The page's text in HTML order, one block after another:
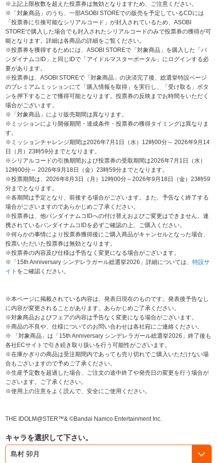
※上記上限枚数を超えた投票券は無効となりますため、ご注意ください。
※「対象商品」のうち、一部ASOBI STOREでの販売を予定しているCDには
「投票券に引換可能なシリアルコード」が封入されているため、ASOBI
STOREで購入した場合でも封入されたシリアルコードのみで投票券の獲得が可
能となります。詳細は各商品の詳細をご覧ください。
※投票券を獲得するためには、ASOBI STOREで「対象商品」を購入した「バ
ンダイナムコID」と同じIDで「アイドルマスターポータル」にログインする必
要があります。
※投票券は、ASOBI STOREで「対象商品」の決済完了後、総選挙特設ページ
のプレミアムミッションにて「購入情報を取得」を実行し、「受け取る」ボタ
ンを押下することで獲得可能となります。投票券の反映までお時間をいただく
場合がございます。
※「対象商品」により販売期間は異なります。
※ミッションにより開催期間・達成条件・投票券の獲得タイミングは異なりま
す。
※ミッションチャレンジ期間は2026年7月1日（水）12時00分～ 2026年9月14
日（月）23時59分までとなります。
※シリアルコードの引換期間および投票券の受取期間は2026年7月1日（水）
12時00分～ 2026年9月18日（金）23時59分までとなります。
※投票期間は、2026年8月3日（月）12時00分～2026年9月18日（金）23時59
分までとなります。
※各期間は予定となり、前後する場合がございます。また、予告なく終了する
場合がございますのであらかじめご了承ください。
※投票券は、他バンダイナムコIDへの付け替えおよびご変更はできません。連
携されているバンダイナムコIDを必ずご確認の上、ご購入ください。
※何らかの事情により投票券獲得後にご購入商品がキャンセルとなった場合、
投票いただいた投票券は無効となります。
※投票券の内容及び仕様は予告なく変更になる場合がございます。
※「15th Anniversary シンデレラガール総選挙2026」詳細については、特設サ
イト をご確認ください。
※本ページに掲載されている内容は、発表日現在のものです。発表後予告なし
に内容が変更されることがあります。あらかじめご了承ください。
※対象商品およびフェアの内容は予告なく変更になる場合がございます。
※商品の不良や、仕様についてのお問い合わせは各社宛にご連絡ください。
※ 「対象商品」は「15th Anniversary シンデレラガール総選挙2026」終了後も
各社ECサイトで引き続き取り扱いを行う可能性がございます。
※在庫かぎりの商品は受注期間内であっても売り切れでご購入いただけない場
合もございますので予めご了承ください。
※生産予定数を超過した場合、ご注文の途中終了や発売日の変更を行う場合が
ございます。ご了承ください。
※使用上の注意をよく読んで、安全にご使用ください。
THE IDOLM@STER™& ©Bandai Namco Entertainment Inc.
キャラを選択して下さい。